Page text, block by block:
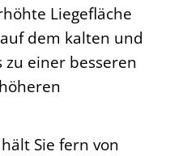
Liegefläche
dem kalten und
zu einer besseren
Sie fern von